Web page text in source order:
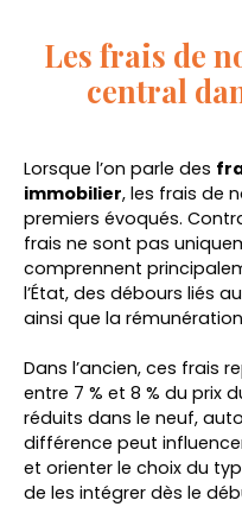
Les frais de
central
Lorsque l’on parle des
immobilier, les frais de
premiers évoqués.
frais ne sont pas
comprennent
l’État, des débours liés
ainsi que la
Dans l’ancien, ces frais
entre 7 % et 8 % du prix
réduits dans le neuf,
différence peut
et orienter le choix du
de les intégrer dès le